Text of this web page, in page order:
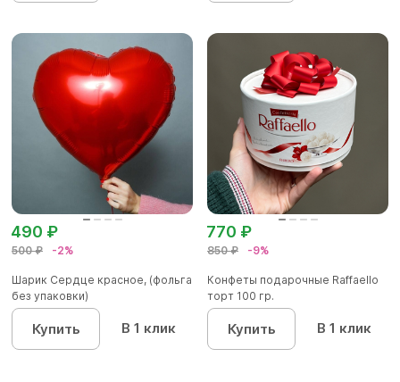
500 ₽ -2%
490 ₽
Шарик Сердце красное, (фольга
без упаковки)
Купить В 1 клик
850 ₽ -9%
770 ₽
Конфеты подарочные Raffaello
торт 100 гр.
Купить В 1 клик